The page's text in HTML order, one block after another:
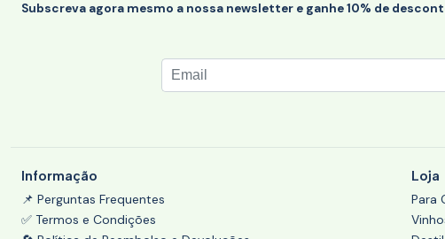
Subscreva agora mesmo a nossa newsletter e ganhe 10% de
Informação
📌 Perguntas Frequentes
✅ Termos e Condições
Loja
Para